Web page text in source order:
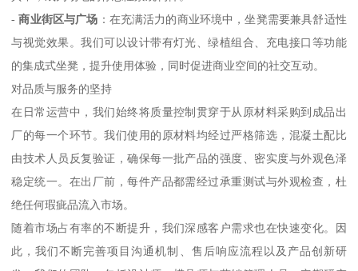
-商业街区与广场 ：在充满活力的商业环境中，坐凳需要兼具舒适性
与视觉效果。我们可以设计带有灯光、绿植组合、充电接口等功能
的集成式坐凳，提升使用体验，同时促进商业空间的社交互动。
对品质与服务的坚持
在日常运营中，我们始终将质量控制贯穿于从原材料采购到成品出
厂的每一个环节。我们使用的原材料均经过严格筛选，混凝土配比
由技术人员反复验证，确保每一批产品的强度、密实度与外观色泽
稳定统一。在出厂前，每件产品都需经过承重测试与外观检查，杜
绝任何瑕疵品流入市场。
随着市场占有率的不断提升，我们深感客户需求也在快速变化。因
此，我们不断完善项目沟通机制、售后响应流程以及产品创新研